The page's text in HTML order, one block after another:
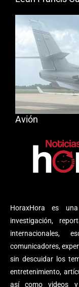
HoraxHora es
investigación,
internacionales,
comunicadores,
sin descuidar los
entretenimiento,
así como videos
Avión